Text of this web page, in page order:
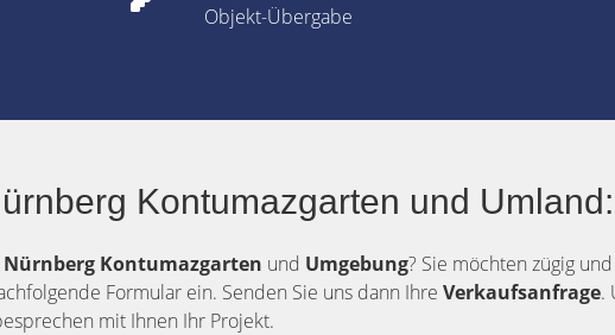
Objekt-Übergabe
Kontumazgarten und
Nürnberg Kontumazgarten und Umgebung? Sie möchten zügig
Formular ein. Senden Sie uns dann Ihre Verkaufsanfrage.
mit Ihnen Ihr Projekt.